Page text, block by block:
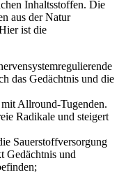
Inhaltsstoffen. Die
aus der Natur
ist die
das Gedächtnis und die
Allround-Tugenden.
Radikale und steigert
Sauerstoffversorgung
Gedächtnis und